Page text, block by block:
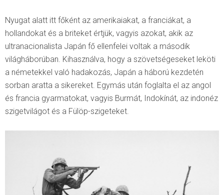
Nyugat alatt itt főként az amerikaiakat, a franciákat, a
hollandokat és a briteket értjük, vagyis azokat, akik az
ultranacionalista Japán fő ellenfelei voltak a második
világháborúban. Kihasználva, hogy a szövetségeseket leköti
a németekkel való hadakozás, Japán a háború kezdetén
sorban aratta a sikereket. Egymás után foglalta el az angol
és francia gyarmatokat, vagyis Burmát, Indokínát, az indonéz
szigetvilágot és a Fülöp-szigeteket.